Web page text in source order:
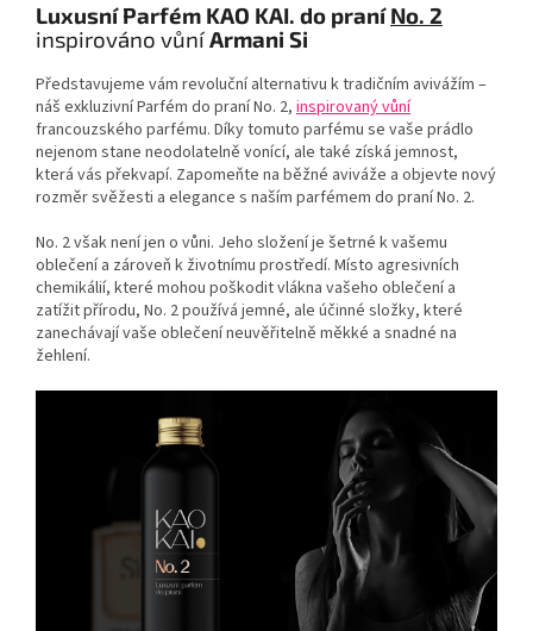
Luxusní Parfém KAO KAI. do praníNo. 2
inspirováno vůníArmani Si
Představujeme vám revoluční alternativu k tradičním avivážím –
náš exkluzivní Parfém do praní No. 2, inspirovaný vůní
francouzského parfému. Díky tomuto parfému se vaše prádlo
nejenom stane neodolatelně vonící, ale také získá jemnost,
která vás překvapí. Zapomeňte na běžné aviváže a objevte nový
rozměr svěžesti a elegance s naším parfémem do praní No. 2.
No. 2 však není jen o vůni. Jeho složení je šetrné k vašemu
oblečení a zároveň k životnímu prostředí. Místo agresivních
chemikálií, které mohou poškodit vlákna vašeho oblečení a
zatížit přírodu, No. 2 používá jemné, ale účinné složky, které
zanechávají vaše oblečení neuvěřitelně měkké a snadné na
žehlení.